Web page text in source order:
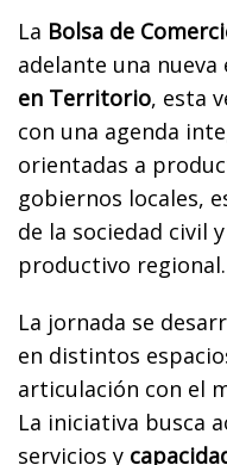
La Bolsa de
adelante una
en Territorio, esta
con una agenda
orientadas a
gobiernos locales,
de la sociedad civil
productivo regional.
La jornada se
en distintos
articulación con el
La iniciativa busca
servicios y